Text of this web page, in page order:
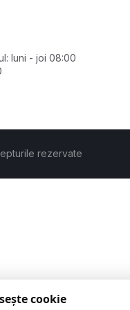
luni - joi 08:00
rezervate
cookie